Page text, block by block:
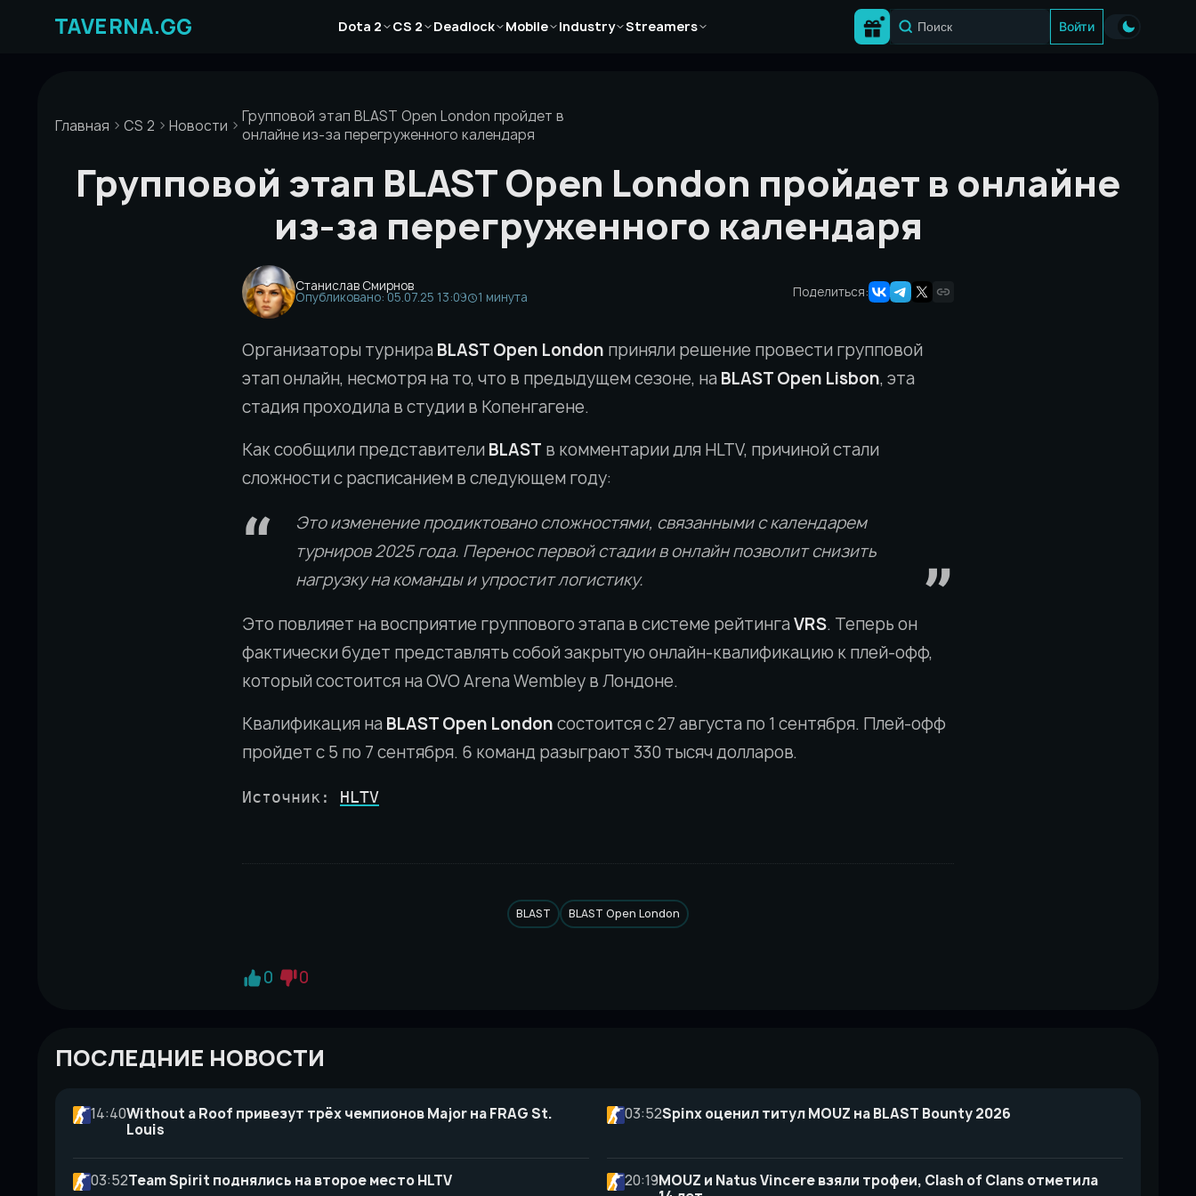
Dota 2
Статьи CS 2
СтатьиDeadlock
Статьи
Mobile
Статьи Industry
Статьи
Streamers
Статьи
Войти
Главная CS 2 Новости
Групповой этап BLAST Open London пройдет в
онлайне из-за перегруженного календаря
Групповой этап BLAST Open London пройдет в онлайне
из-за перегруженного календаря
Станислав Смирнов
Опубликовано: 05.07.25 13:09 1 минута Поделиться:
Организаторы турнира BLAST Open London приняли решение провести групповой
этап онлайн, несмотря на то, что в предыдущем сезоне, на BLAST Open Lisbon, эта
стадия проходила в студии в Копенгагене.
Как сообщили представители BLAST в комментарии для HLTV, причиной стали
сложности с расписанием в следующем году:
Это изменение продиктовано сложностями, связанными с календарем
турниров 2025 года. Перенос первой стадии в онлайн позволит снизить
нагрузку на команды и упростит логистику.
Это повлияет на восприятие группового этапа в системе рейтинга VRS. Теперь он
фактически будет представлять собой закрытую онлайн-квалификацию к плей-офф,
который состоится на OVO Arena Wembley в Лондоне.
Квалификация на BLAST Open London состоится с 27 августа по 1 сентября. Плей-офф
пройдет с 5 по 7 сентября. 6 команд разыграют 330 тысяч долларов.
Источник: HLTV
BLAST BLAST Open London
0 0
ПОСЛЕДНИЕ НОВОСТИ
14:40Without a Roof привезут трёх чемпионов Major на FRAG St.
Louis
03:52Spinx оценил титул MOUZ на BLAST Bounty 2026
03:52Team Spirit поднялись на второе место HLTV 20:19MOUZ и Natus Vincere взяли трофеи, Clash of Clans отметила